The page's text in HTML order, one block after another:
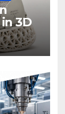
3D